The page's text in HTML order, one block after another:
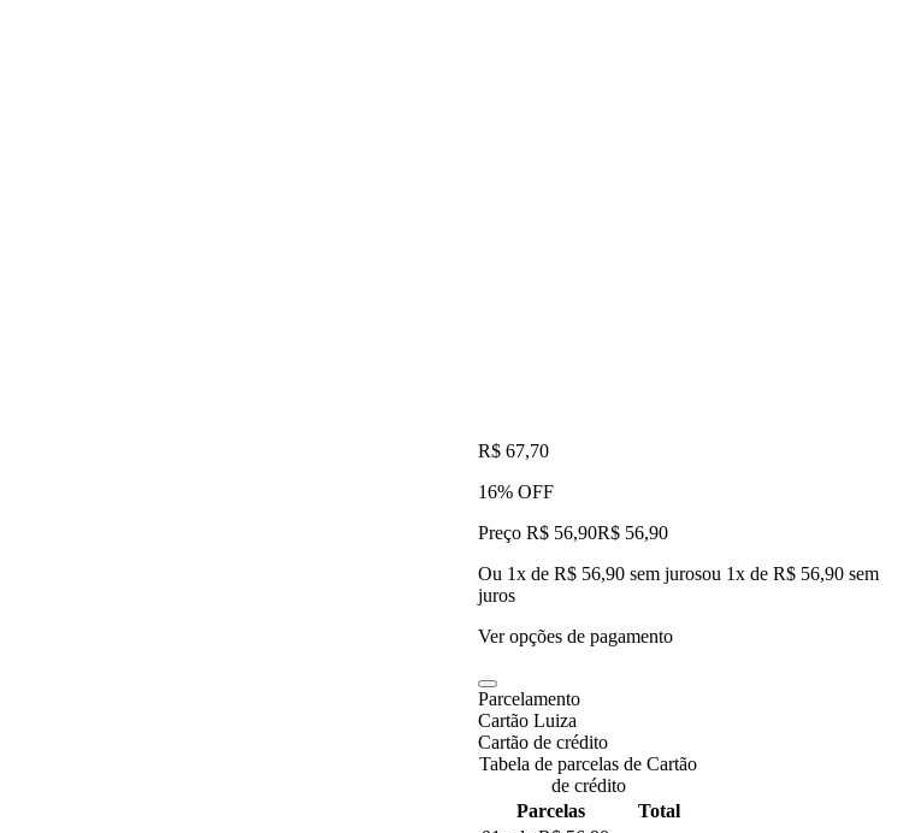
R$ 67,70
16% OFF
Preço R$ 56,90R$ 56,90
Ou 1x de R$ 56,90 sem jurosou 1x de R$ 56,90 sem
juros
Ver opções de pagamento
Parcelamento
Cartão Luiza
Cartão de crédito
Tabela de parcelas de Cartão
de crédito
Parcelas
Total